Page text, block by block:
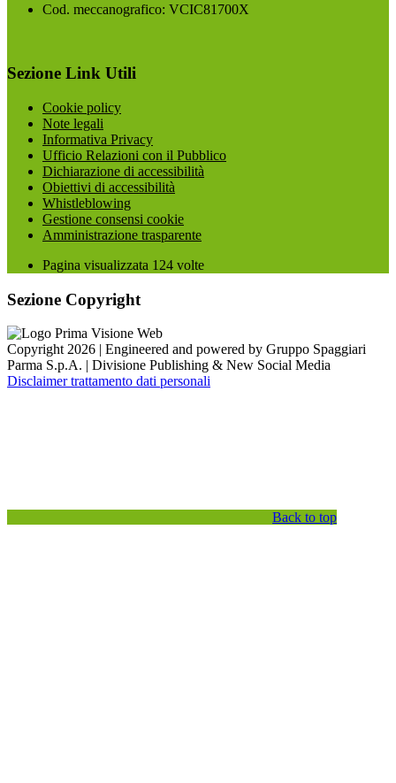
Cod. meccanografico: VCIC81700X
Sezione Link Utili
Cookie policy
Note legali
Informativa Privacy
Ufficio Relazioni con il Pubblico
Dichiarazione di accessibilità
Obiettivi di accessibilità
Whistleblowing
Gestione consensi cookie
Amministrazione trasparente
Pagina visualizzata 124 volte
Sezione Copyright
Copyright 2026 | Engineered and powered by Gruppo Spaggiari
Parma S.p.A. | Divisione Publishing & New Social Media
Disclaimer trattamento dati personali
Back to top